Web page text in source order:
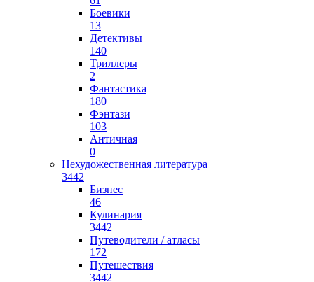
Боевики
13
Детективы
140
Триллеры
2
Фантастика
180
Фэнтази
103
Античная
0
Нехудожественная литература
3442
Бизнес
46
Кулинария
3442
Путеводители / атласы
172
Путешествия
3442